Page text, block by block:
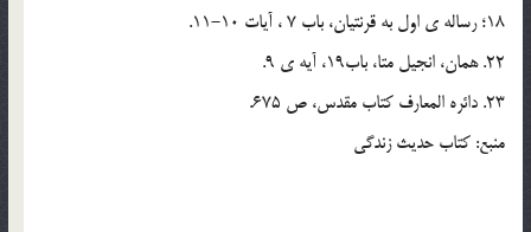
18؛ رساله ي اول به قرنتيان، باب 7 ، آيات 10-11.
22. همان، انجيل متا، باب19، آيه ي 9.
23. دائره المعارف کتاب مقدس، ص 675.
منبع: کتاب حديث زندگي